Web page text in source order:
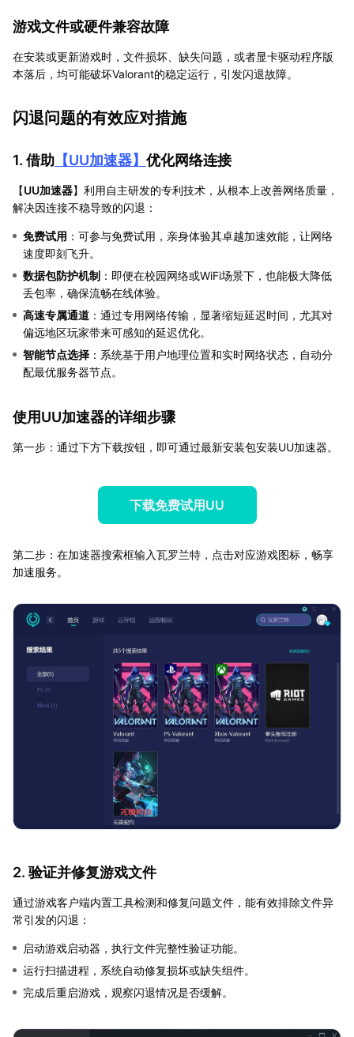
游戏文件或硬件兼容故障
在安装或更新游戏时，文件损坏、缺失问题，或者显卡驱动程序版
本落后，均可能破坏Valorant的稳定运行，引发闪退故障。
闪退问题的有效应对措施
1. 借助 【UU加速器】 优化网络连接
【UU加速器】利用自主研发的专利技术，从根本上改善网络质量，
解决因连接不稳导致的闪退：
免费试用 ：可参与免费试用，亲身体验其卓越加速效能，让网络
速度即刻飞升。
数据包防护机制 ：即便在校园网络或WiFi场景下，也能极大降低
丢包率，确保流畅在线体验。
高速专属通道 ：通过专用网络传输，显著缩短延迟时间，尤其对
偏远地区玩家带来可感知的延迟优化。
智能节点选择 ：系统基于用户地理位置和实时网络状态，自动分
配最优服务器节点。
使用UU加速器的详细步骤
第一步：通过下方下载按钮，即可通过最新安装包安装UU加速器。
下载免费试用UU
第二步：在加速器搜索框输入瓦罗兰特，点击对应游戏图标，畅享
加速服务。
2. 验证并修复游戏文件
通过游戏客户端内置工具检测和修复问题文件，能有效排除文件异
常引发的闪退：
启动游戏启动器，执行文件完整性验证功能。
运行扫描进程，系统自动修复损坏或缺失组件。
完成后重启游戏，观察闪退情况是否缓解。